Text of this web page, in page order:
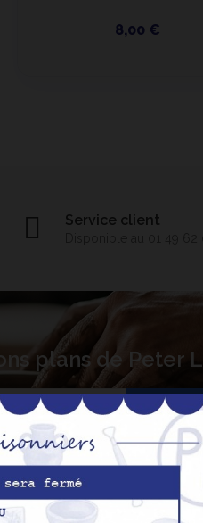
8,00 €
Service client
plans de Peter